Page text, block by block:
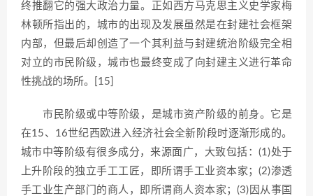
终推翻它的强大政治力量。正如西方马克思主义史学家梅
林顿所指出的，城市的出现及发展虽然是在封建社会框架
内部，但最后却创造了一个其利益与封建统治阶级完全相
对立的市民阶级，城市也最终变成了向封建主义进行革命
性挑战的场所。[15]
市民阶级或中等阶级，是城市资产阶级的前身。它是
在15、16世纪西欧进入经济社会全新阶段时逐渐形成的。
城市中等阶级有很多成分，来源面广，大致包括：(1)处于
上升阶段的独立手工工匠，即所谓手工业资本家；(2)渗透
手工业生产部门的商人，即所谓商人资本家；(3)因从事国